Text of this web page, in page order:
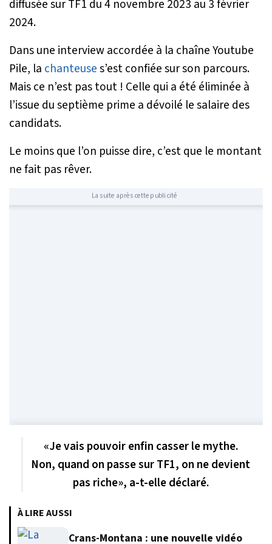
diffusée sur TF1 du 4 novembre 2023 au 3 février
2024.
Dans une interview accordée à la chaîne Youtube
Pile, la chanteuses’est confiée sur son parcours.
Mais ce n’est pas tout ! Celle qui a été éliminée à
l’issue du septième prime a dévoilé le salaire des
candidats.
Le moins que l’on puisse dire, c’est que le montant
ne fait pas rêver.
La suite après cette publicité
«Je vais pouvoir enfin casser le mythe.
Non, quand on passe sur TF1, on ne devient
pas riche», a-t-elle déclaré.
À LIRE AUSSI
Crans-Montana : une nouvelle vidéo